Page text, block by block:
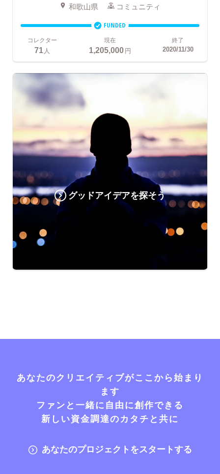
和歌山県 コミュニティ
FUNDED
コレクター
71 人
現在
1,205,000円
終了
2020/11/30
グッドアイデアを探そう
あなたのクリエイティブがここから始まり
ます
ファンと一緒に自由に創作できる
新しい資金調達のカタチと共に
あなたのプロジェクトをスタートする